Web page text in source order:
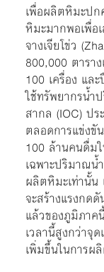
เพื่อผลิตหิมะป
หิมะมากพอเพื่อ
จางเจียโข่ว
800,000 ตารา
100 เครื่อง แล
ใช้ทรัพยากรน้ำ
สากล (IOC) ป
ตลอดการแข่ง
100 ล้านคนดื่ม
เฉพาะปริมาณน้
ผลิตหิมะเท่านั้น
จะสร้างแรงกด
แล้วของภูมิภา
เวลานี้สูงกว่าจุ
เพิ่มขึ้นในการผ